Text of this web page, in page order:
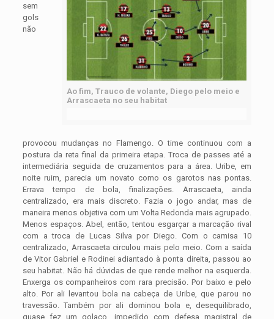
Ao fim, Trauco de volante, Diego pelo meio e
Arrascaeta no seu habitat
sem
gols
não
provocou mudanças no Flamengo. O time continuou com a
postura da reta final da primeira etapa. Troca de passes até a
intermediária seguida de cruzamentos para a área. Uribe, em
noite ruim, parecia um novato como os garotos nas pontas.
Errava tempo de bola, finalizações. Arrascaeta, ainda
centralizado, era mais discreto. Fazia o jogo andar, mas de
maneira menos objetiva com um Volta Redonda mais agrupado.
Menos espaços. Abel, então, tentou esgarçar a marcação rival
com a troca de Lucas Silva por Diego. Com o camisa 10
centralizado, Arrascaeta circulou mais pelo meio. Com a saída
de Vitor Gabriel e Rodinei adiantado à ponta direita, passou ao
seu habitat. Não há dúvidas de que rende melhor na esquerda.
Enxerga os companheiros com rara precisão. Por baixo e pelo
alto. Por ali levantou bola na cabeça de Uribe, que parou no
travessão. Também por ali dominou bola e, desequilibrado,
quase fez um golaço, impedido com defesa magistral de